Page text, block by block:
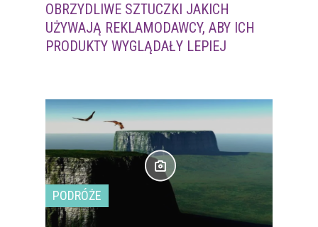
OBRZYDLIWE SZTUCZKI JAKICH
UŻYWAJĄ REKLAMODAWCY, ABY ICH
PRODUKTY WYGLĄDAŁY LEPIEJ
PODRÓŻE